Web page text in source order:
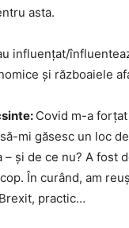
asta.
influențat/
și războaiele
Covid m-a
mi găsesc un loc
– și de ce nu? A fost
În curând, am
practic…